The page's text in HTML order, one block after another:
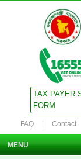
TAX PAYER
FORM
FAQ Contact
MENU